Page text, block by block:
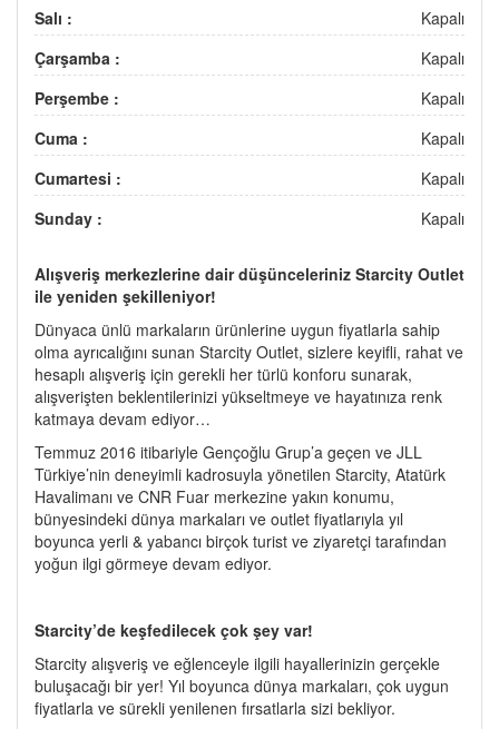
Salı :
Kapalı
Çarşamba :
Kapalı
Perşembe :
Kapalı
Cuma :
Kapalı
Cumartesi :
Kapalı
Sunday :
Kapalı
Alışveriş merkezlerine dair düşünceleriniz Starcity Outlet
ile yeniden şekilleniyor!
Dünyaca ünlü markaların ürünlerine uygun fiyatlarla sahip
olma ayrıcalığını sunan Starcity Outlet, sizlere keyifli, rahat ve
hesaplı alışveriş için gerekli her türlü konforu sunarak,
alışverişten beklentilerinizi yükseltmeye ve hayatınıza renk
katmaya devam ediyor…
Temmuz 2016 itibariyle Gençoğlu Grup’a geçen ve JLL
Türkiye’nin deneyimli kadrosuyla yönetilen Starcity, Atatürk
Havalimanı ve CNR Fuar merkezine yakın konumu,
bünyesindeki dünya markaları ve outlet fiyatlarıyla yıl
boyunca yerli & yabancı birçok turist ve ziyaretçi tarafından
yoğun ilgi görmeye devam ediyor.
Starcity’de keşfedilecek çok şey var!
Starcity alışveriş ve eğlenceyle ilgili hayallerinizin gerçekle
buluşacağı bir yer! Yıl boyunca dünya markaları, çok uygun
fiyatlarla ve sürekli yenilenen fırsatlarla sizi bekliyor.